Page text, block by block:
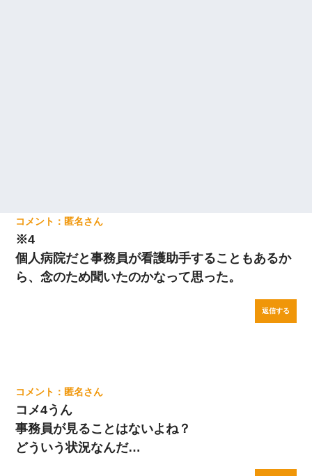
匿名
※4
個人病院だと事務員が看護助手することもあるか
ら、念のため聞いたのかなって思った。
返信する
匿名
コメ4うん
事務員が見ることはないよね？
どういう状況なんだ…